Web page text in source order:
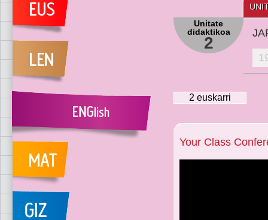
Unitate
didaktikoa
2
2 euskarri
Your Class